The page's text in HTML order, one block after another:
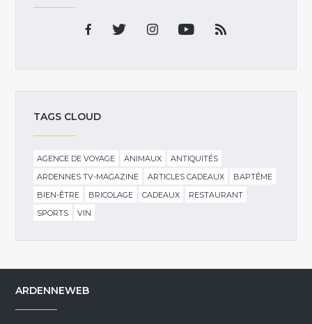
TAGS CLOUD
AGENCE DE VOYAGE ANIMAUX
ANTIQUITÉS
ARDENNES TV-MAGAZINE
ARTICLES CADEAUX
BAPTÊME
BIEN-ÊTRE
BRICOLAGE CADEAUX
RESTAURANT
SPORTS
VIN
ARDENNEWEB